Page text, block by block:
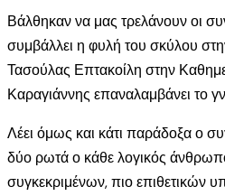
Βάλθηκαν να μας τρελάνουν οι
συμβάλλει η φυλή του σκύλου
Τασούλας Επτακοίλη στην
Καραγιάννης επαναλαμβάνει το
Λέει όμως και κάτι παράδοξα ο
δύο ρωτά ο κάθε λογικός
συγκεκριμένων, πιο επιθετικών